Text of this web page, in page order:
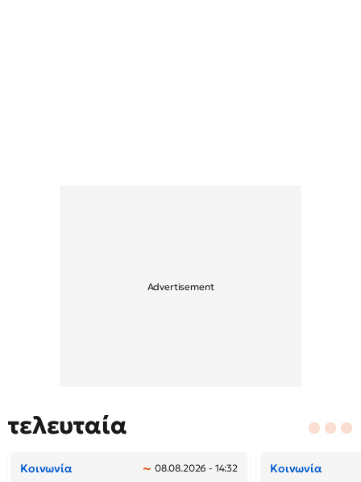
τελευταία
Κοινωνία 08.08.2026 - 14:32 Κοινωνία